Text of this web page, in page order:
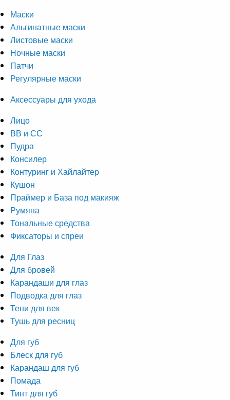
Маски
Альгинатные маски
Листовые маски
Ночные маски
Патчи
Регулярные маски
Аксессуары для ухода
Лицо
ВВ и СС
Пудра
Консилер
Контуринг и Хайлайтер
Кушон
Праймер и База под макияж
Румяна
Тональные средства
Фиксаторы и спреи
Для Глаз
Для бровей
Карандаши для глаз
Подводка для глаз
Тени для век
Тушь для ресниц
Для губ
Блеск для губ
Карандаш для губ
Помада
Тинт для губ